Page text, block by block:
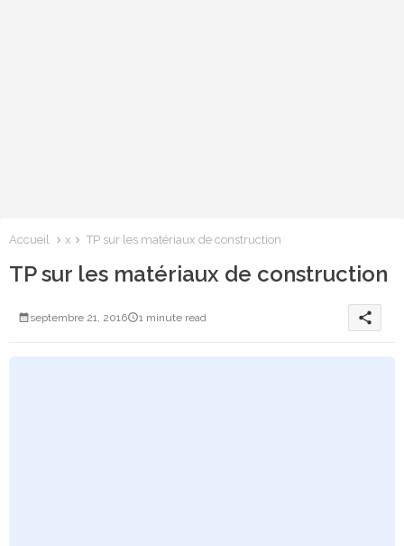
Accueil x TP sur les matériaux de construction
TP sur les matériaux de construction
septembre 21, 2016 1 minute read share